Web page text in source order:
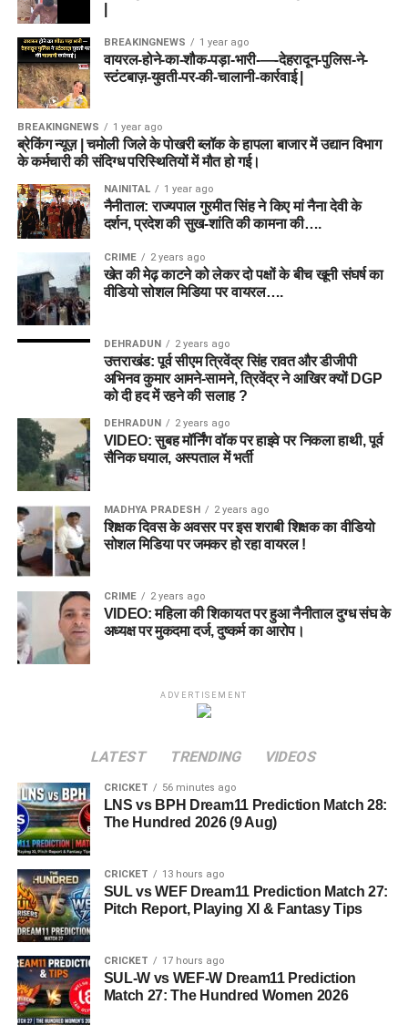
BREAKINGNEWS 1 year ago
वायरल-होने-का-शौक-पड़ा-भारी-—-देहरादून-पुलिस-ने-
स्टंटबाज़-युवती-पर-की-चालानी-कार्रवाई |
BREAKINGNEWS 1 year ago
ब्रेकिंग न्यूज़ | चमोली जिले के पोखरी ब्लॉक के हापला बाजार में उद्यान विभाग
के कर्मचारी की संदिग्ध परिस्थितियों में मौत हो गई।
NAINITAL 1 year ago
नैनीताल: राज्यपाल गुरमीत सिंह ने किए मां नैना देवी के
दर्शन, प्रदेश की सुख-शांति की कामना की….
CRIME 2 years ago
खेत की मेढ़ काटने को लेकर दो पक्षों के बीच खूनी संघर्ष का
वीडियो सोशल मिडिया पर वायरल….
DEHRADUN 2 years ago
उत्तराखंड: पूर्व सीएम त्रिवेंद्र सिंह रावत और डीजीपी
अभिनव कुमार आमने-सामने, त्रिवेंद्र ने आखिर क्यों DGP
को दी हद में रहने की सलाह ?
DEHRADUN 2 years ago
VIDEO: सुबह मॉर्निंग वॉक पर हाइवे पर निकला हाथी, पूर्व
सैनिक घयाल, अस्पताल में भर्ती
MADHYA PRADESH 2 years ago
शिक्षक दिवस के अवसर पर इस शराबी शिक्षक का वीडियो
सोशल मिडिया पर जमकर हो रहा वायरल !
CRIME 2 years ago
VIDEO: महिला की शिकायत पर हुआ नैनीताल दुग्ध संघ के
अध्यक्ष पर मुकदमा दर्ज, दुष्कर्म का आरोप।
ADVERTISEMENT
LATEST TRENDING VIDEOS
CRICKET 56 minutes ago
LNS vs BPH Dream11 Prediction Match 28:
The Hundred 2026 (9 Aug)
CRICKET 13 hours ago
SUL vs WEF Dream11 Prediction Match 27:
Pitch Report, Playing XI & Fantasy Tips
CRICKET 17 hours ago
SUL-W vs WEF-W Dream11 Prediction
Match 27: The Hundred Women 2026